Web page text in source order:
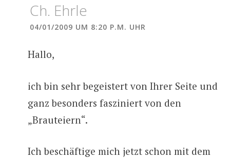
Ch. Ehrle
04/01/2009 UM 8:20 P.M. UHR
Hallo,
ich bin sehr begeistert von Ihrer Seite und
ganz besonders fasziniert von den
„Brauteiern“.
Ich beschäftige mich jetzt schon mit dem